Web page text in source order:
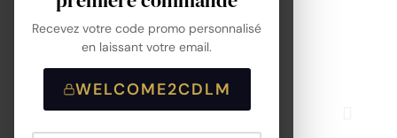
Recevez votre code promo personnalisé
en laissant votre email.
WELCOME2CDLM